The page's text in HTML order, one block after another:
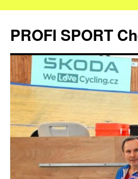
obsahu
webu
PROFI SPORT